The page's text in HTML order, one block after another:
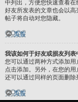
中列出，方便您快速查看
好友所发表的文章也会以
帖子将自动对您隐藏。
页首
我该如何于好友或损友列表
您可以通过两种方式添加
点击添加。另外，在您的
还可以通过同样的页面删除
页首